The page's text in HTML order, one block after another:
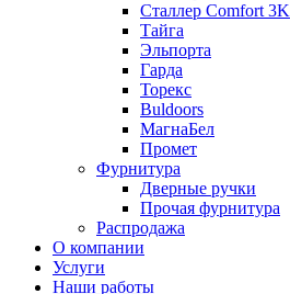
Сталлер Comfort 3K
Тайга
Эльпорта
Гарда
Торекс
Buldoors
МагнаБел
Промет
Фурнитура
Дверные ручки
Прочая фурнитура
Распродажа
О компании
Услуги
Наши работы